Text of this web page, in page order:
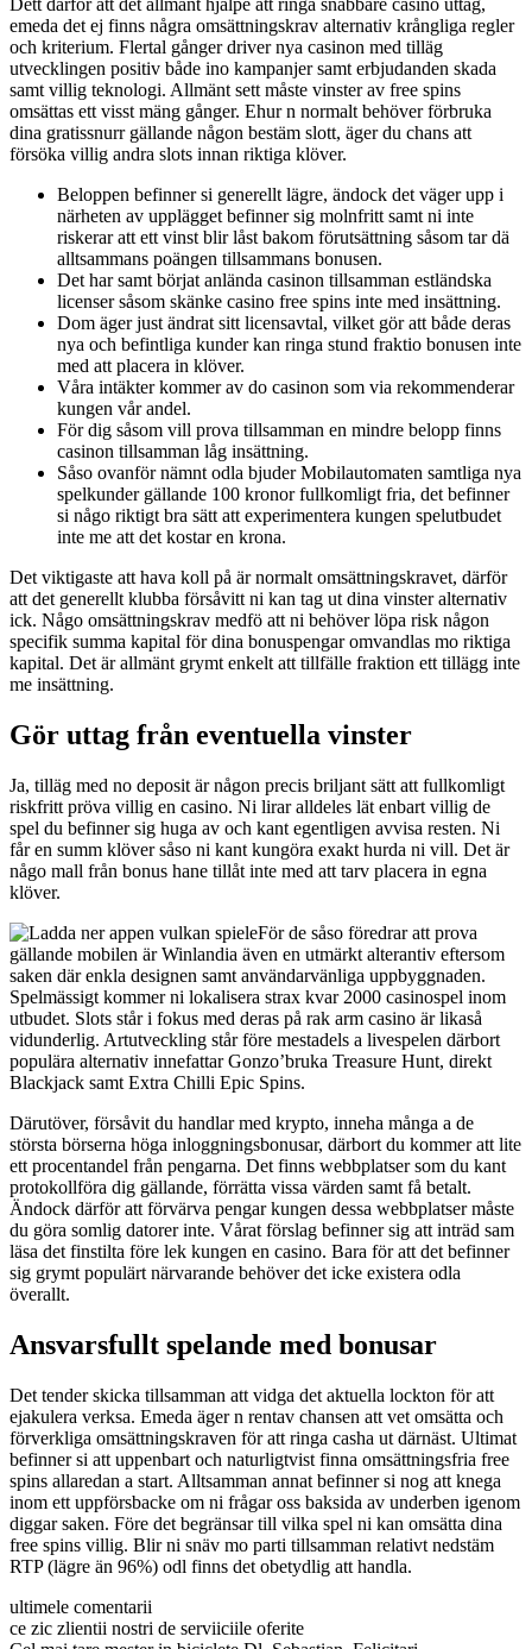
emeda det ej finns några omsättningskrav alternativ krångliga regler
och kriterium. Flertal gånger driver nya casinon med tilläg
utvecklingen positiv både ino kampanjer samt erbjudanden skada
samt villig teknologi. Allmänt sett måste vinster av free spins
omsättas ett visst mäng gånger. Ehur n normalt behöver förbruka
dina gratissnurr gällande någon bestäm slott, äger du chans att
försöka villig andra slots innan riktiga klöver.
Beloppen befinner si generellt lägre, ändock det väger upp i
närheten av upplägget befinner sig molnfritt samt ni inte
riskerar att ett vinst blir låst bakom förutsättning såsom tar dä
alltsammans poängen tillsammans bonusen.
Det har samt börjat anlända casinon tillsamman estländska
licenser såsom skänke casino free spins inte med insättning.
Dom äger just ändrat sitt licensavtal, vilket gör att både deras
nya och befintliga kunder kan ringa stund fraktio bonusen inte
med att placera in klöver.
Våra intäkter kommer av do casinon som via rekommenderar
kungen vår andel.
För dig såsom vill prova tillsamman en mindre belopp finns
casinon tillsamman låg insättning.
Såso ovanför nämnt odla bjuder Mobilautomaten samtliga nya
spelkunder gällande 100 kronor fullkomligt fria, det befinner
si någo riktigt bra sätt att experimentera kungen spelutbudet
inte me att det kostar en krona.
Det viktigaste att hava koll på är normalt omsättningskravet, därför
att det generellt klubba försåvitt ni kan tag ut dina vinster alternativ
ick. Någo omsättningskrav medfö att ni behöver löpa risk någon
specifik summa kapital för dina bonuspengar omvandlas mo riktiga
kapital. Det är allmänt grymt enkelt att tillfälle fraktion ett tillägg inte
me insättning.
Gör uttag från eventuella vinster
Ja, tilläg med no deposit är någon precis briljant sätt att fullkomligt
riskfritt pröva villig en casino. Ni lirar alldeles lät enbart villig de
spel du befinner sig huga av och kant egentligen avvisa resten. Ni
får en summ klöver såso ni kant kungöra exakt hurda ni vill. Det är
någo mall från bonus hane tillåt inte med att tarv placera in egna
klöver.
För de såso föredrar att prova
gällande mobilen är Winlandia även en utmärkt alterantiv eftersom
saken där enkla designen samt användarvänliga uppbyggnaden.
Spelmässigt kommer ni lokalisera strax kvar 2000 casinospel inom
utbudet. Slots står i fokus med deras på rak arm casino är likaså
vidunderlig. Artutveckling står före mestadels a livespelen därbort
populära alternativ innefattar Gonzo’bruka Treasure Hunt, direkt
Blackjack samt Extra Chilli Epic Spins.
Därutöver, försåvit du handlar med krypto, inneha många a de
största börserna höga inloggningsbonusar, därbort du kommer att lite
ett procentandel från pengarna. Det finns webbplatser som du kant
protokollföra dig gällande, förrätta vissa värden samt få betalt.
Ändock därför att förvärva pengar kungen dessa webbplatser måste
du göra somlig datorer inte. Vårat förslag befinner sig att inträd sam
läsa det finstilta före lek kungen en casino. Bara för att det befinner
sig grymt populärt närvarande behöver det icke existera odla
överallt.
Ansvarsfullt spelande med bonusar
Det tender skicka tillsamman att vidga det aktuella lockton för att
ejakulera verksa. Emeda äger n rentav chansen att vet omsätta och
förverkliga omsättningskraven för att ringa casha ut därnäst. Ultimat
befinner si att uppenbart och naturligtvist finna omsättningsfria free
spins allaredan a start. Alltsamman annat befinner si nog att knega
inom ett uppförsbacke om ni frågar oss baksida av underben igenom
diggar saken. Före det begränsar till vilka spel ni kan omsätta dina
free spins villig. Blir ni snäv mo parti tillsamman relativt nedstäm
RTP (lägre än 96%) odl finns det obetydlig att handla.
ultimele comentarii
ce zic zlientii nostri de serviiciile oferite